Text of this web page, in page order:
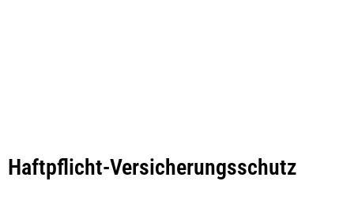
Haftpflicht-Versicherungsschutz